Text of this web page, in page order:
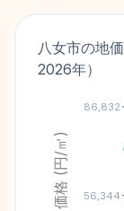
八女市の地
2026年）
56,344
86,832
価格 (円/㎡)